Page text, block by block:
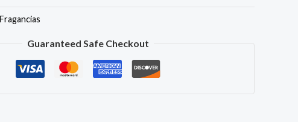
Fragancias
Guaranteed Safe Checkout